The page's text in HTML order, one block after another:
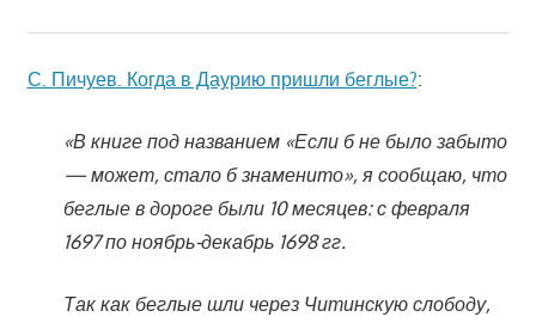
С. Пичуев. Когда в Даурию пришли беглые?:
«В книге под названием «Если б не было забыто
— может, стало б знаменито», я сообщаю, что
беглые в дороге были 10 месяцев: с февраля
1697 по ноябрь-декабрь 1698 гг.
Так как беглые шли через Читинскую слободу,